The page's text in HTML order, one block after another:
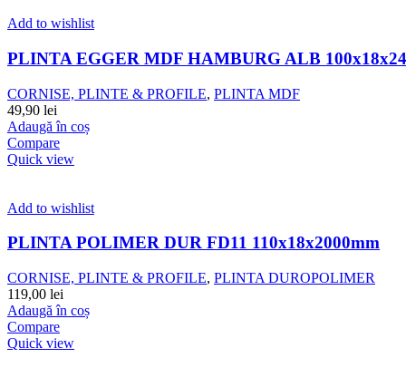
Add to wishlist
PLINTA EGGER MDF HAMBURG ALB
CORNISE, PLINTE & PROFILE, PLINTA MDF
49,90 lei
Adaugă în coș
Compare
Quick view
Add to wishlist
PLINTA POLIMER DUR FD11 110x18x2000mm
CORNISE, PLINTE & PROFILE, PLINTA DUROPOLIMER
119,00 lei
Adaugă în coș
Compare
Quick view